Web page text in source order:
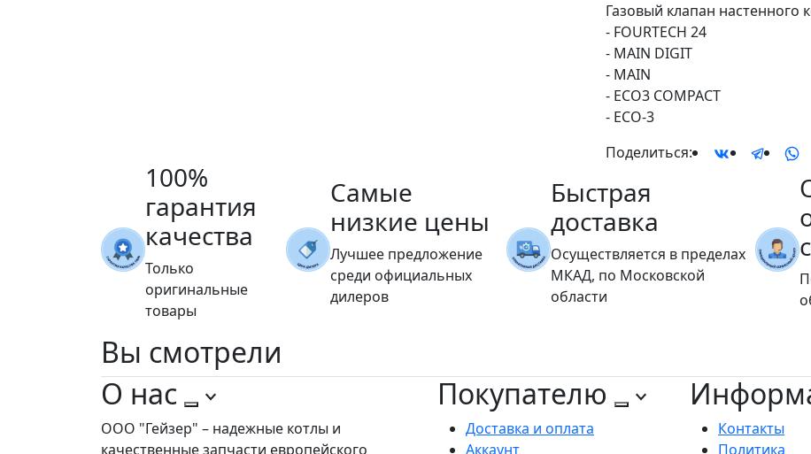
Газовый клапан настенного
- FOURTECH 24
- MAIN DIGIT
- MAIN
- ECO3 COMPACT
- ECO-3
Поделиться:
100%
гарантия
качества
Только
оригинальные
товары
Самые
низкие цены
Лучшее предложение
среди официальных
дилеров
Быстрая
доставка
Осуществляется в пределах
МКАД, по Московской
области
Вы смотрели
О нас
ООО "Гейзер" – надежные котлы и
качественные запчасти европейского
Покупателю
Доставка и оплата
Аккаунт
Контакты
Политика